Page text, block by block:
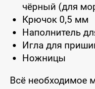
чёрный (для
Крючок 0,5 мм
Наполнитель
Игла для
Ножницы
Всё необходимое